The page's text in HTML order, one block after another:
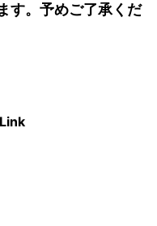
す。予めご了承くだ